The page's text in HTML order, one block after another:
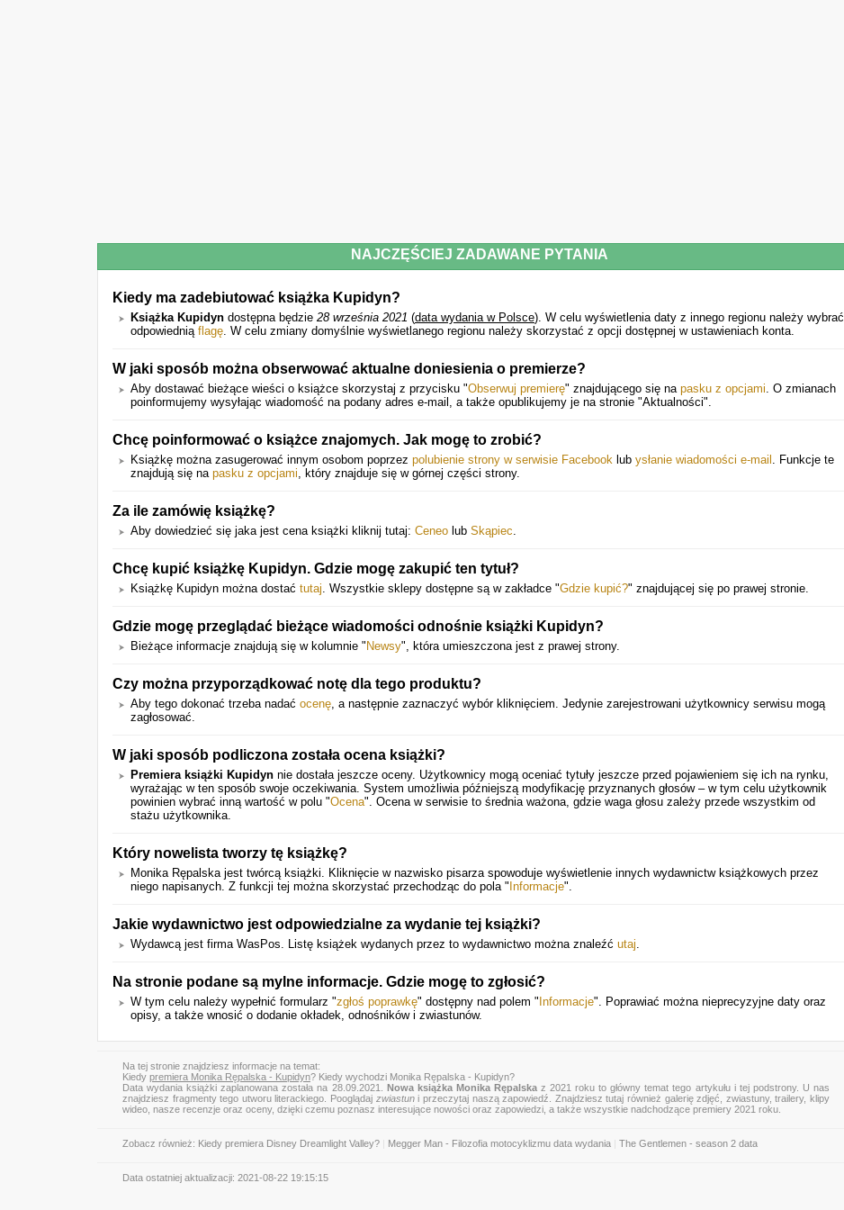
NAJCZĘŚCIEJ ZADAWANE PYTANIA
Kiedy ma zadebiutować książka Kupidyn?
Książka Kupidyn dostępna będzie 28 września 2021 (data wydania w Polsce). W celu wyświetlenia daty z innego regionu należy wybrać
odpowiednią flagę. W celu zmiany domyślnie wyświetlanego regionu należy skorzystać z opcji dostępnej w ustawieniach konta.
W jaki sposób można obserwować aktualne doniesienia o premierze?
Aby dostawać bieżące wieści o książce skorzystaj z przycisku "Obserwuj premierę" znajdującego się na pasku z opcjami. O zmianach
poinformujemy wysyłając wiadomość na podany adres e-mail, a także opublikujemy je na stronie "Aktualności".
Chcę poinformować o książce znajomych. Jak mogę to zrobić?
Książkę można zasugerować innym osobom poprzez polubienie strony w serwisie Facebook lub ysłanie wiadomości e-mail . Funkcje te
znajdują się na pasku z opcjami, który znajduje się w górnej części strony.
Za ile zamówię książkę?
Aby dowiedzieć się jaka jest cena książki kliknij tutaj: Ceneo lub Skąpiec.
Chcę kupić książkę Kupidyn. Gdzie mogę zakupić ten tytuł?
Książkę Kupidyn można dostać tutaj. Wszystkie sklepy dostępne są w zakładce "Gdzie kupić?" znajdującej się po prawej stronie.
Gdzie mogę przeglądać bieżące wiadomości odnośnie książki Kupidyn?
Bieżące informacje znajdują się w kolumnie " Newsy", która umieszczona jest z prawej strony.
Czy można przyporządkować notę dla tego produktu?
Aby tego dokonać trzeba nadać ocenę, a następnie zaznaczyć wybór kliknięciem. Jedynie zarejestrowani użytkownicy serwisu mogą
zagłosować.
W jaki sposób podliczona została ocena książki?
Premiera książki Kupidyn nie dostała jeszcze oceny. Użytkownicy mogą oceniać tytuły jeszcze przed pojawieniem się ich na rynku,
wyrażając w ten sposób swoje oczekiwania. System umożliwia późniejszą modyfikację przyznanych głosów – w tym celu użytkownik
powinien wybrać inną wartość w polu "Ocena". Ocena w serwisie to średnia ważona, gdzie waga głosu zależy przede wszystkim od
stażu użytkownika.
Który nowelista tworzy tę książkę?
Monika Rępalska jest twórcą książki. Kliknięcie w nazwisko pisarza spowoduje wyświetlenie innych wydawnictw książkowych przez
niego napisanych. Z funkcji tej można skorzystać przechodząc do pola " Informacje".
Jakie wydawnictwo jest odpowiedzialne za wydanie tej książki?
Wydawcą jest firma WasPos. Listę książek wydanych przez to wydawnictwo można znaleźć utaj.
Na stronie podane są mylne informacje. Gdzie mogę to zgłosić?
W tym celu należy wypełnić formularz "zgłoś poprawkę" dostępny nad polem " Informacje". Poprawiać można nieprecyzyjne daty oraz
opisy, a także wnosić o dodanie okładek, odnośników i zwiastunów.
Na tej stronie znajdziesz informacje na temat:
Kiedy premiera Monika Rępalska - Kupidyn? Kiedy wychodzi Monika Rępalska - Kupidyn?
Data wydania książki zaplanowana została na 28.09.2021. Nowa książka Monika Rępalskaz 2021 roku to główny temat tego artykułu i tej podstrony. U nas
znajdziesz fragmenty tego utworu literackiego. Pooglądaj zwiastuni przeczytaj naszą zapowiedź. Znajdziesz tutaj również galerię zdjęć, zwiastuny, trailery, klipy
wideo, nasze recenzje oraz oceny, dzięki czemu poznasz interesujące nowości oraz zapowiedzi, a także wszystkie nadchodzące premiery 2021 roku.
Zobacz również: Kiedy premiera Disney Dreamlight Valley? Megger Man - Filozofia motocyklizmu data wydania The Gentlemen - season 2 data
Data ostatniej aktualizacji: 2021-08-22 19:15:15